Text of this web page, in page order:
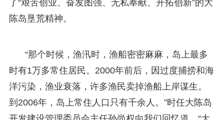
了“艰苦创业、奋发图强、无私奉献、开拓创新”的大
陈岛垦荒精神。
“那个时候，渔汛时，渔船密密麻麻，岛上最多
时有1万多常住居民。2000年前后，因过度捕捞和海
洋污染，渔业衰落，许多渔民卖掉渔船上岸谋生。
到2006年，岛上常住人口只有千余人。”时任大陈岛